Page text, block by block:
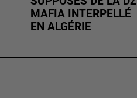
MAFIA INTERPELLÉ
EN ALGÉRIE